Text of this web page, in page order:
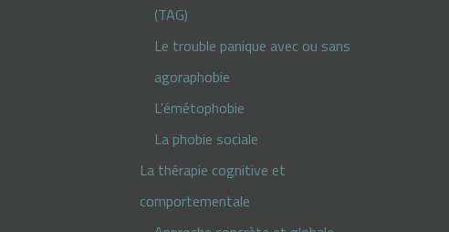
(TAG)
Le trouble panique avec ou sans
agoraphobie
L’émétophobie
La phobie sociale
La thérapie cognitive et
comportementale